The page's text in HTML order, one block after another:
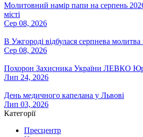
Молитовний намір папи на серпень
місті
Сер 08, 2026
В Ужгороді відбулася серпнева
Сер 08, 2026
Похорон Захисника України ЛЕВКО
Лип 24, 2026
День медичного капелана у Львові
Лип 03, 2026
Категорії
Пресцентр